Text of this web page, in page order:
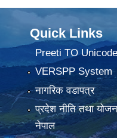
Quick Links
Preeti TO Unicode
VERSPP System
नागरिक वडापत्र
प्रदेश नीति तथा
नेपाल